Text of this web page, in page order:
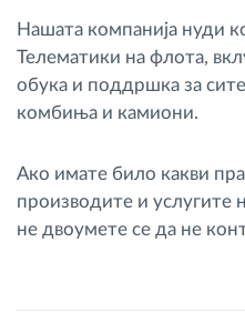
Нашата компанија нуди
Телематики на флота,
обука и поддршка за
комбиња и камиони.
Ако имате било какви
производите и услугите
не двоумете се да не